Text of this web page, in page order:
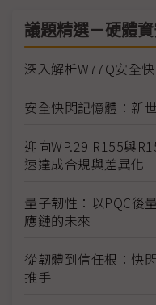
議題精選－硬體資
深入解析W77Q安全
安全快閃記憶體：新
迎向WP.29 R155與
速達成合規與差異化
量子韌性：以PQC後
應鏈的未來
從韌體到信任根：快
推手